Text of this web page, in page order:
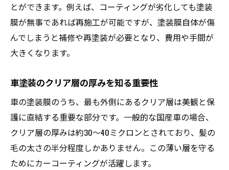
ント
コーティング車に最適な洗車方法とは
塗装膜劣化を防ぐ定期メンテナンス法
車の塗膜トラブル予防とケアのコツ
塗装の劣化を防ぐための正しいメンテナンス
カーコーティング後の正しい洗車頻度と注
塗装劣化を招くNGメンテナンスを回避しよ
う
コーティング施工車におすすめのケア用品
とができます。例えば、コーティングが劣化しても塗装
膜が無事であれば再施工が可能ですが、塗装膜自体が傷
んでしまうと補修や再塗装が必要となり、費用や手間が
大きくなります。
車塗装のクリア層の厚みを知る重要性
車の塗装膜のうち、最も外側にあるクリア層は美観と保
護に直結する重要な部分です。一般的な国産車の場合、
クリア層の厚みは約30～40ミクロンとされており、髪の
毛の太さの半分程度しかありません。この薄い層を守る
ためにカーコーティングが活躍します。